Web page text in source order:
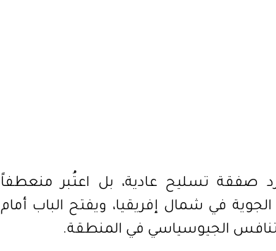
صفقة تسليح عادية، بل اعتُبر منعطفاً
في شمال إفريقيا، ويفتح الباب أمام
الجيوسياسي في المنطقة.